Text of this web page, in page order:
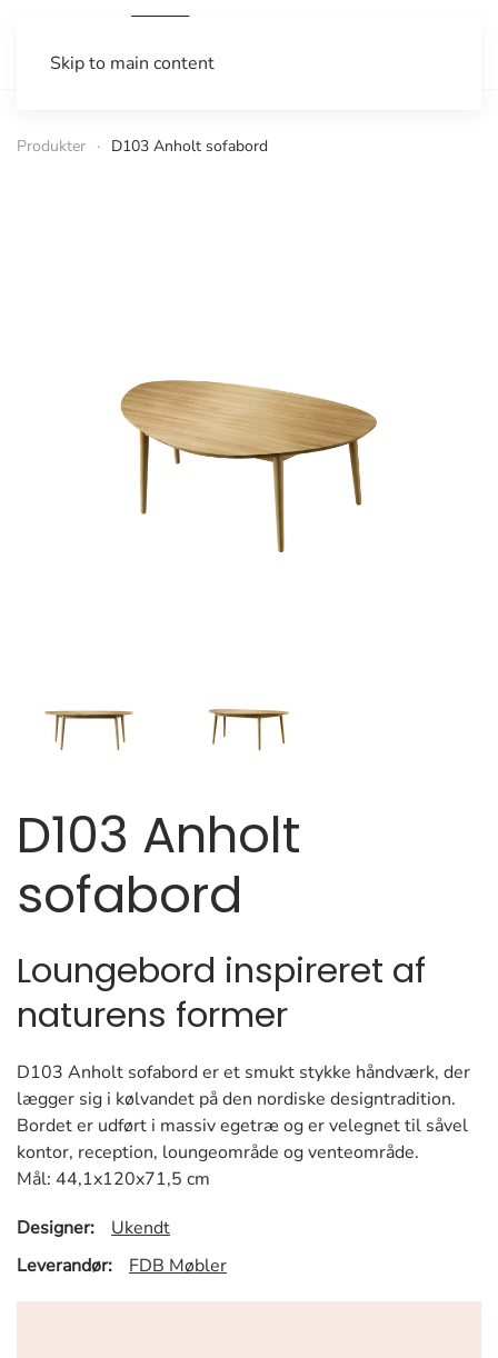
Skip to main content
Produkter D103 Anholt sofabord
D103 Anholt
sofabord
Loungebord inspireret af
naturens former
D103 Anholt sofabord er et smukt stykke håndværk, der
lægger sig i kølvandet på den nordiske designtradition.
Bordet er udført i massiv egetræ og er velegnet til såvel
kontor, reception, loungeområde og venteområde.
Mål: 44,1x120x71,5 cm
Designer:
Ukendt
Leverandør:
FDB Møbler